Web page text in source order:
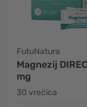
FutuNatura
Magnezij
mg
30 vrećica